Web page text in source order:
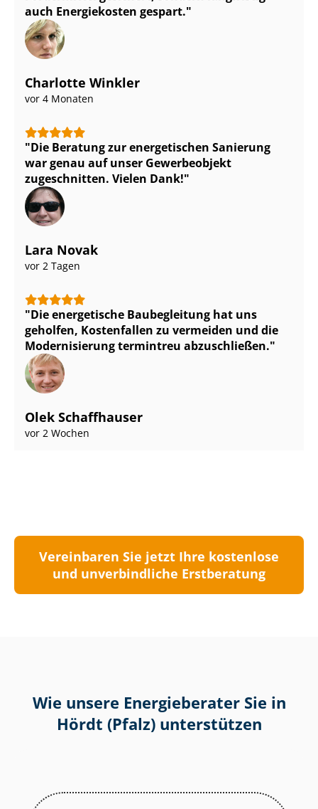
auch Energiekosten gespart.
Charlotte Winkler
vor 4 Monaten
Die Beratung zur energetischen Sanierung
war genau auf unser Gewerbeobjekt
zugeschnitten. Vielen Dank!
Lara Novak
vor 2 Tagen
Die energetische Baubegleitung hat uns
geholfen, Kostenfallen zu vermeiden und die
Modernisierung termintreu abzuschließen.
Olek Schaffhauser
vor 2 Wochen
Vereinbaren Sie jetzt Ihre kostenlose
und unverbindliche Erstberatung
Wie unsere Energieberater Sie in
Hördt (Pfalz) unterstützen